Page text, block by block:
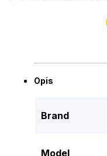
Opis
Brand
Model